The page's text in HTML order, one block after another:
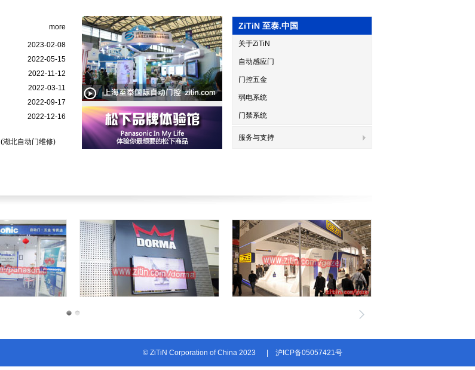
more
2023-02-08
2022-05-15
2022-11-12
2022-03-11
2022-09-17
2022-12-16
(湖北自动门维修)
ZiTiN 至泰.中国
关于ZiTiN
自动感应门
门控五金
弱电系统
门禁系统
服务与支持
© ZiTiN Corporation of China 2023 沪ICP备05057421号